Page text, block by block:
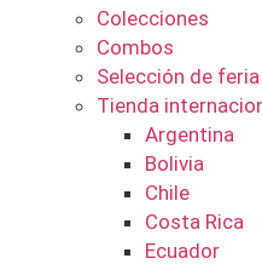
Colecciones
Combos
Selección de feria
Tienda
Argentina
Bolivia
Chile
Costa Rica
Ecuador